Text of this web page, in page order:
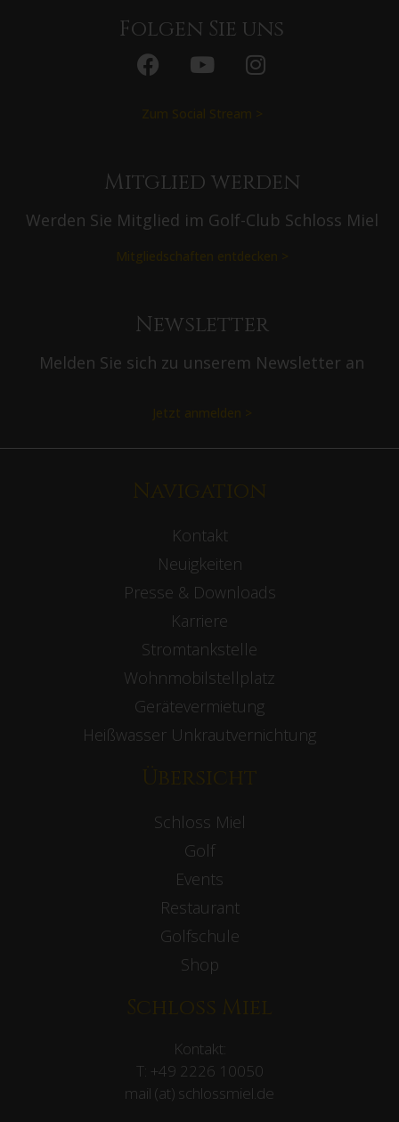
Folgen Sie uns
Zum Social Stream >
Mitglied werden
Werden Sie Mitglied im Golf-Club Schloss Miel
Mitgliedschaften entdecken >
Newsletter
Melden Sie sich zu unserem Newsletter an
Jetzt anmelden >
Navigation
Kontakt
Neuigkeiten
Presse & Downloads
Karriere
Stromtankstelle
Wohnmobilstellplatz
Gerätevermietung
Heißwasser Unkrautvernichtung
Übersicht
Schloss Miel
Golf
Events
Restaurant
Golfschule
Shop
Schloss Miel
Kontakt:
T: +49 2226 10050
mail (at) schlossmiel.de